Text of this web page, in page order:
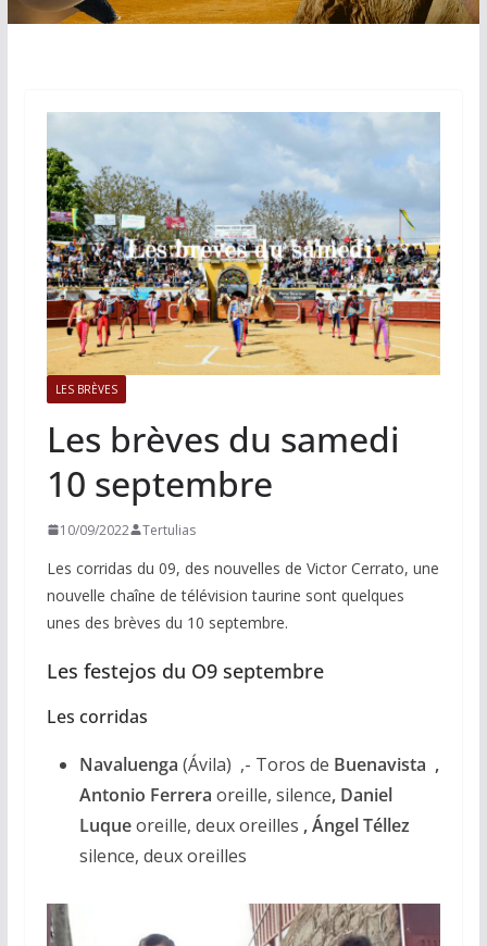
LES BRÈVES
Les brèves du samedi
10 septembre
10/09/2022 Tertulias
Les corridas du 09, des nouvelles de Victor Cerrato, une
nouvelle chaîne de télévision taurine sont quelques
unes des brèves du 10 septembre.
Les festejos du O9 septembre
Les corridas
Navaluenga (Ávila) ,- Toros de Buenavista ,
Antonio Ferrera oreille, silence, Daniel
Luqueoreille, deux oreilles , Ángel Téllez
silence, deux oreilles